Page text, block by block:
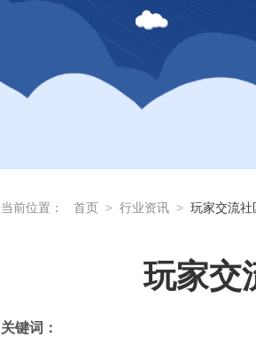
当前位置： 首页 > 行业资讯 > 玩家交流社
玩家交
关键词：